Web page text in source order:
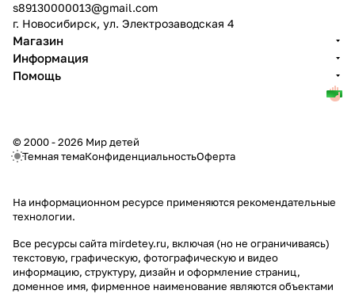
s89130000013@gmail.com
г. Новосибирск, ул. Электрозаводская 4
Магазин
Информация
Помощь
© 2000 - 2026 Мир детей
Темная темаКонфиденциальностьОферта
На информационном ресурсе применяются рекомендательные
технологии.
Все ресурсы сайта mirdetey.ru, включая (но не ограничиваясь)
текстовую, графическую, фотографическую и видео
информацию, структуру, дизайн и оформление страниц,
доменное имя, фирменное наименование являются объектами